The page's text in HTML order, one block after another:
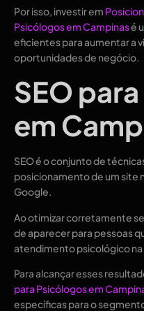
Por isso, investir em
Psicólogos em Campinasé
eficientes para aumentar a
oportunidades de negócio.
SEO
em
SEO é o conjunto de
posicionamento de um site
Google.
Ao otimizar corretamente
de aparecer para pessoas
atendimento psicológico na
Para alcançar esses
para Psicólogos em
específicas para o